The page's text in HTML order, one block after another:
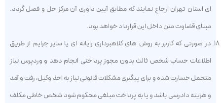
ای استان تهران ارجاع نمایند که مطابق آیین داوری آن مرکز حل و فصل گردد.
مبنای قضاوت متن داخل این قرارداد خواهد بود.
در صورتی که کاربر به روش های کلاهبرداری رایانه ای یا سایر جرایم از طریق
اطلاعات حساب شخص ثالث بدون مجوز پرداختی انجام دهد و وردپرس نیاز
متحمل خسارت شده و برای پیگیری مشکلات قانونی نیاز به اخذ وکیل، رفت و آمد
و هزینه دادرسی باشد و یا به پرداخت مبلغی محکوم شود شخص خاطی مکلف